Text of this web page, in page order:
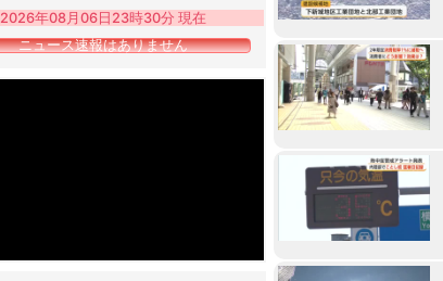
2026年08月06日23時30分 現在
ニュース速報はありません